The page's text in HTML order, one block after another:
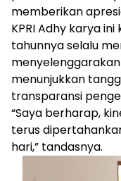
memberikan
KPRI Adhy karya
tahunnya selalu
menunjukkan
transparansi
“Saya berharap,
terus
hari,” tandasnya.